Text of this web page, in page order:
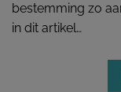
bestemming zo
in dit artikel…